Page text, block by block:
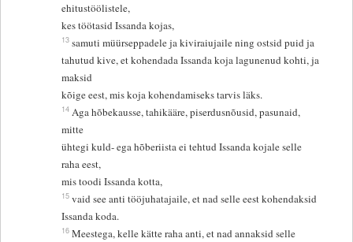
ehitustöölistele,
kes töötasid Issanda kojas,
13 samuti müürseppadele ja kiviraiujaile ning ostsid puid ja
tahutud kive, et kohendada Issanda koja lagunenud kohti, ja
maksid
kõige eest, mis koja kohendamiseks tarvis läks.
14 Aga hõbekausse, tahikääre, piserdusnõusid, pasunaid,
mitte
ühtegi kuld- ega hõberiista ei tehtud Issanda kojale selle
raha eest,
mis toodi Issanda kotta,
15 vaid see anti tööjuhatajaile, et nad selle eest kohendaksid
Issanda koda.
16 Meestega, kelle kätte raha anti, et nad annaksid selle